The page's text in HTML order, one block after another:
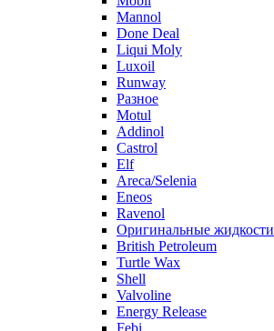
Mannol
Done Deal
Liqui Moly
Luxoil
Runway
Разное
Motul
Addinol
Castrol
Elf
Areca/Selenia
Eneos
Ravenol
Оригинальные жидкости
British Petroleum
Turtle Wax
Shell
Valvoline
Energy Release
Febi